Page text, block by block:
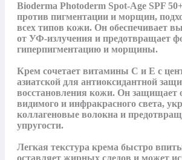
Bioderma Photoderm Spot-Age SPF
против пигментации и морщин,
всех типов кожи. Он обеспечивает
от УФ-излучения и предотвращает
гиперпигментацию и морщины.
Крем сочетает витамины С и Е с
азиатской для антиоксидантной
восстановления кожи. Он защищает
видимого и инфракрасного света,
коллагеновые волокна и
упругости.
Легкая текстура крема быстро